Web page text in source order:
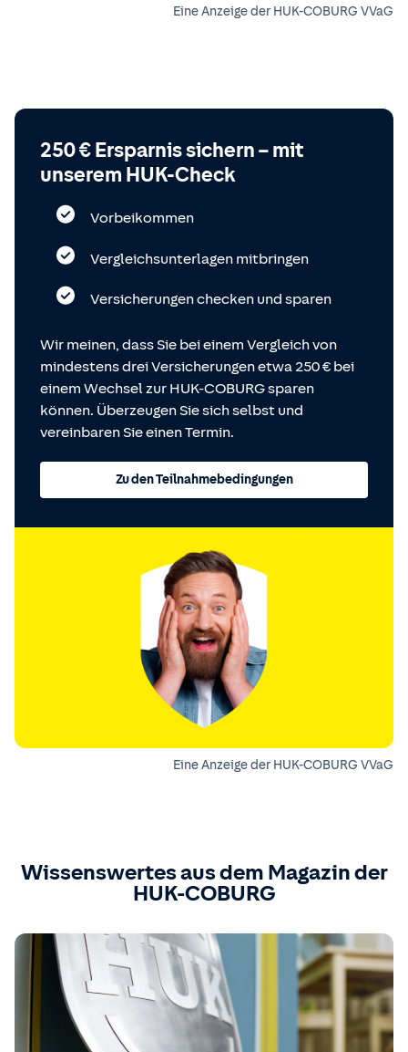
Eine Anzeige der HUK-COBURG VVaG
250 € Ersparnis sichern – mit
unserem HUK-Check
Vorbeikommen
Vergleichsunterlagen mitbringen
Versicherungen checken und sparen
Wir meinen, dass Sie bei einem Vergleich von
mindestens drei Versicherungen etwa 250 € bei
einem Wechsel zur HUK-COBURG sparen
können. Überzeugen Sie sich selbst und
vereinbaren Sie einen Termin.
Zu den Teilnahmebedingungen
Eine Anzeige der HUK-COBURG VVaG
Wissenswertes aus dem Magazin der
HUK-COBURG